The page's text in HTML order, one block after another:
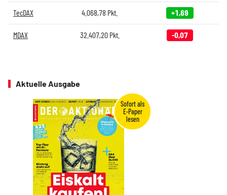
TecDAX 4.068,78 Pkt. +1,69
MDAX 32.407,20Pkt. -0,07
Aktuelle Ausgabe